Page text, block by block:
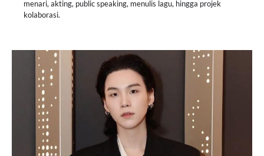
menari, akting, public speaking, menulis lagu, hingga projek
kolaborasi.